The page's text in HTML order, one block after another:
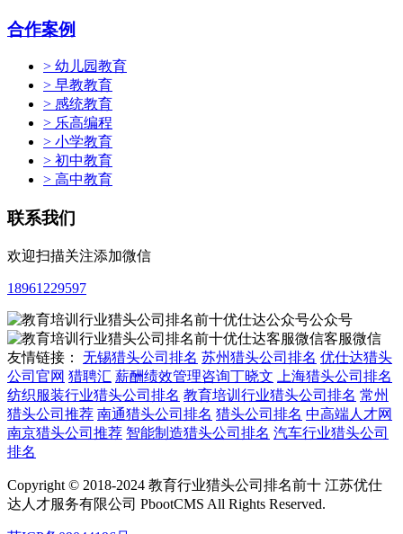
合作案例
> 幼儿园教育
> 早教教育
> 感统教育
> 乐高编程
> 小学教育
> 初中教育
> 高中教育
联系我们
欢迎扫描关注添加微信
18961229597
公众号
客服微信
友情链接： 无锡猎头公司排名 苏州猎头公司排名 优仕达猎头
公司官网 猎聘汇 薪酬绩效管理咨询丁晓文
上海猎头公司排名
纺织服装行业猎头公司排名 教育培训行业猎头公司排名 常州
猎头公司推荐 南通猎头公司排名 猎头公司排名 中高端人才网
南京猎头公司推荐 智能制造猎头公司排名 汽车行业猎头公司
排名
Copyright © 2018-2024 教育行业猎头公司排名前十 江苏优仕
达人才服务有限公司 PbootCMS All Rights Reserved.